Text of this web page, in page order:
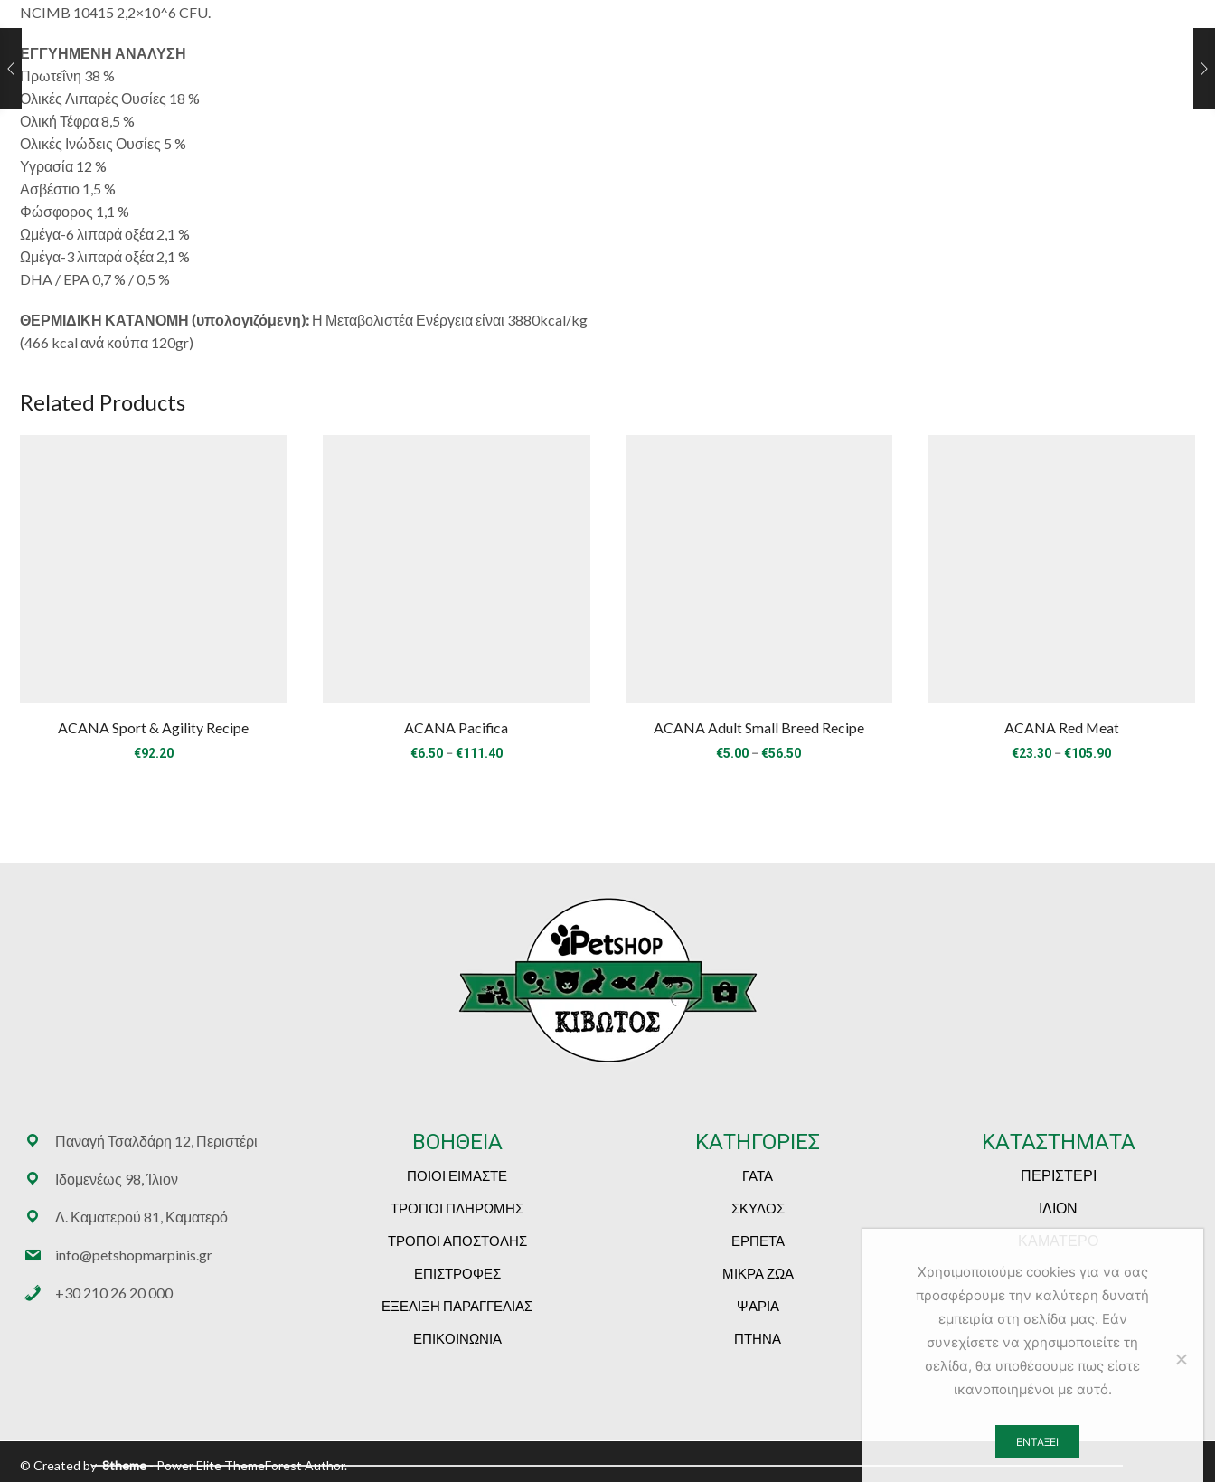
NCIMB 10415 2,2×10^6 CFU.
ΕΓΓΥΗΜΕΝΗ ΑΝΑΛΥΣΗ
Πρωτεΐνη 38 %
Ολικές Λιπαρές Ουσίες 18 %
Ολική Τέφρα 8,5 %
Ολικές Ινώδεις Ουσίες 5 %
Υγρασία 12 %
Ασβέστιο 1,5 %
Φώσφορος 1,1 %
Ωμέγα-6 λιπαρά οξέα 2,1 %
Ωμέγα-3 λιπαρά οξέα 2,1 %
DHA / EPA 0,7 % / 0,5 %
ΘΕΡΜΙΔΙΚΗ ΚΑΤΑΝΟΜΗ (υπολογιζόμενη): Η Μεταβολιστέα Ενέργεια είναι 3880kcal/kg
(466 kcal ανά κούπα 120gr)
Related Products
ACANA Sport & Agility Recipe
€92.20
ACANA Pacifica
€6.50 – €111.40Price
ACANA Adult Small Breed Recipe
€5.00 – €56.50Price
ACANA Red Meat
€23.30 –€105.90Price
Παναγή Τσαλδάρη 12, Περιστέρι
Ιδομενέως 98, Ίλιον
Λ. Καματερού 81, Καματερό
info@petshopmarpinis.gr
+30 210 26 20 000
ΒΟΗΘΕΙΑ
ΠΟΙΟΙ ΕΙΜΑΣΤΕ
ΤΡΟΠΟΙ ΠΛΗΡΩΜΗΣ
ΤΡΟΠΟΙ ΑΠΟΣΤΟΛΗΣ
ΕΠΙΣΤΡΟΦΕΣ
ΕΞΕΛΙΞΗ ΠΑΡΑΓΓΕΛΙΑΣ
ΕΠΙΚΟΙΝΩΝΙΑ
ΚΑΤΗΓΟΡΙΕΣ
ΓΑΤΑ
ΣΚΥΛΟΣ
ΕΡΠΕΤΑ
ΜΙΚΡΑ ΖΩΑ
ΨΑΡΙΑ
ΠΤΗΝΑ
ΚΑΤΑΣΤΗΜΑΤΑ
ΠΕΡΙΣΤΕΡΙ
ΙΛΙΟΝ
© Created by8theme- Power Elite ThemeForest Author.
Χρησιμοποιούμε cookies για να σας
προσφέρουμε την καλύτερη δυνατή
εμπειρία στη σελίδα μας. Εάν
συνεχίσετε να χρησιμοποιείτε τη
σελίδα, θα υποθέσουμε πως είστε
ικανοποιημένοι με αυτό.
ΕΝΤΆΞΕΙ